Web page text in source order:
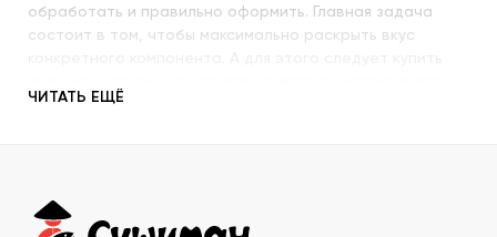
обработать и правильно оформить. Главная задача
состоит в том, чтобы максимально раскрыть вкус
их со знанием всех секретов.
происхождение и свежесть каждого продукта, условия
ЧИТАТЬ ЕЩЁ